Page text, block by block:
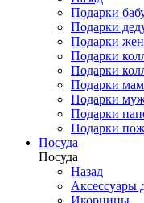
Подарки
Подарки
Подарки
Подарки
Подарки
Подарки
Подарки
Подарки
Подарки
Посуда
Посуда
Назад
Аксессуары
Икорницы